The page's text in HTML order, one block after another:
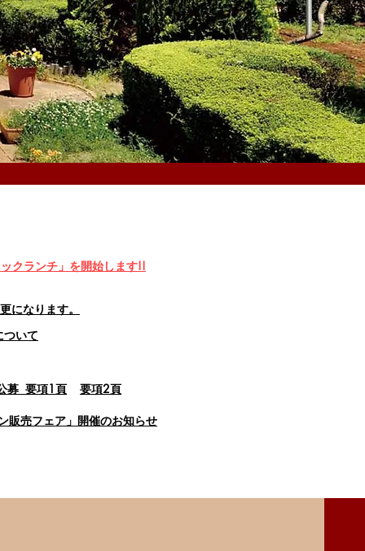
売フェア」開催のお知らせ
募 要項1頁 ​要項2頁
いて
になります。
ランチ」を開始します!!